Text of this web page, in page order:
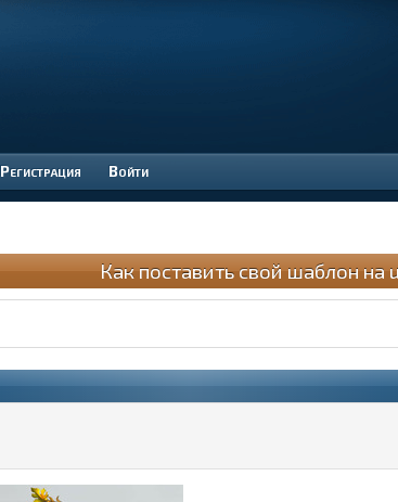
Регистрация Войти
Как поставить свой шаблон на